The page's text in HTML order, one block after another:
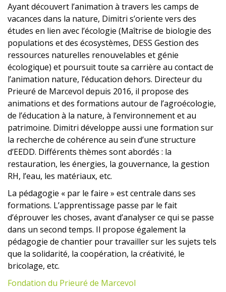
Ayant découvert l’animation à travers les camps de
vacances dans la nature, Dimitri s’oriente vers des
études en lien avec l’écologie (Maîtrise de biologie des
populations et des écosystèmes, DESS Gestion des
ressources naturelles renouvelables et génie
écologique) et poursuit toute sa carrière au contact de
l’animation nature, l’éducation dehors. Directeur du
Prieuré de Marcevol depuis 2016, il propose des
animations et des formations autour de l’agroécologie,
de l’éducation à la nature, à l’environnement et au
patrimoine. Dimitri développe aussi une formation sur
la recherche de cohérence au sein d’une structure
d’EEDD. Différents thèmes sont abordés : la
restauration, les énergies, la gouvernance, la gestion
RH, l’eau, les matériaux, etc.
La pédagogie « par le faire » est centrale dans ses
formations. L’apprentissage passe par le fait
d’éprouver les choses, avant d’analyser ce qui se passe
dans un second temps. Il propose également la
pédagogie de chantier pour travailler sur les sujets tels
que la solidarité, la coopération, la créativité, le
bricolage, etc.
Fondation du Prieuré de Marcevol